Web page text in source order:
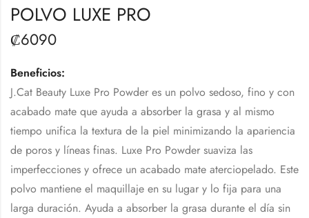
POLVO LUXE PRO
₡6090
Beneficios:
J.Cat Beauty Luxe Pro Powder es un polvo sedoso, fino y con
acabado mate que ayuda a absorber la grasa y al mismo
tiempo unifica la textura de la piel minimizando la apariencia
de poros y líneas finas. Luxe Pro Powder suaviza las
imperfecciones y ofrece un acabado mate aterciopelado. Este
polvo mantiene el maquillaje en su lugar y lo fija para una
larga duración. Ayuda a absorber la grasa durante el día sin